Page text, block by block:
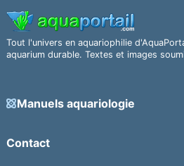
Tout l'univers en aquariophilie
aquarium durable. Textes et images
Manuels aquariologie
Contact